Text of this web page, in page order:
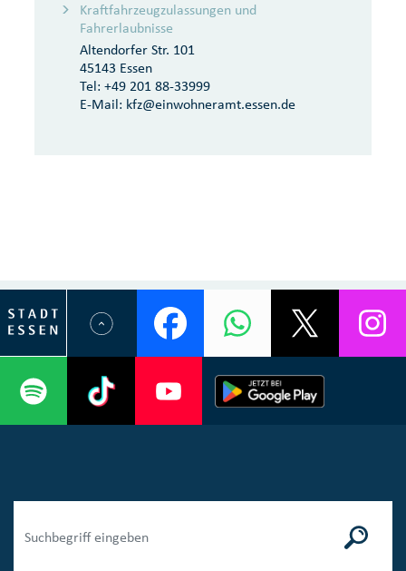
Kraftfahrzeugzulassungen und
Fahrerlaubnisse
Altendorfer Str. 101
45143 Essen
Tel: +49 201 88-33999
E-Mail: kfz@einwohneramt.essen.de